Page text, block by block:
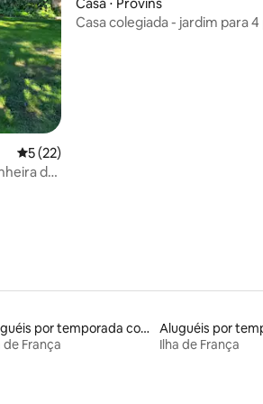
5 de uma avaliação média de 5, 22
5 (22)
de
Casa colegiada - jardim para 4
Aluguéis por temporada com suítes privativas
de França
Ilha de França